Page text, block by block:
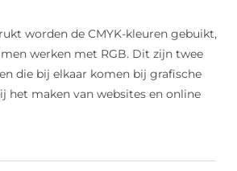
worden de CMYK-kleuren gebuikt,
werken met RGB. Dit zijn twee
die bij elkaar komen bij grafische
het maken van websites en online